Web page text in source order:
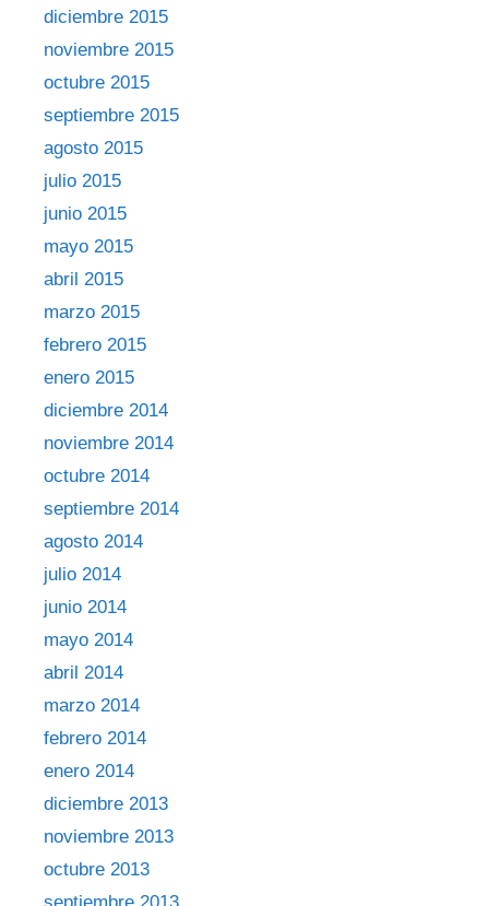
diciembre 2015
noviembre 2015
octubre 2015
septiembre 2015
agosto 2015
julio 2015
junio 2015
mayo 2015
abril 2015
marzo 2015
febrero 2015
enero 2015
diciembre 2014
noviembre 2014
octubre 2014
septiembre 2014
agosto 2014
julio 2014
junio 2014
mayo 2014
abril 2014
marzo 2014
febrero 2014
enero 2014
diciembre 2013
noviembre 2013
octubre 2013